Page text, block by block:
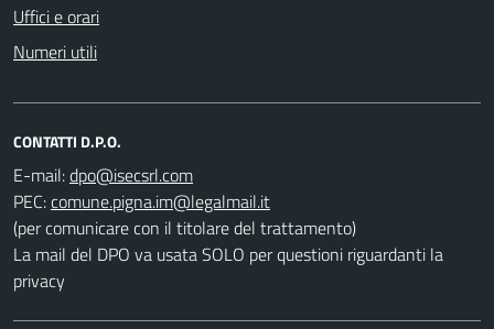
Uffici e orari
Numeri utili
CONTATTI D.P.O.
E-mail:
PEC:
(per comunicare con il titolare del trattamento)
La mail del DPO va usata SOLO per questioni riguardanti la
privacy